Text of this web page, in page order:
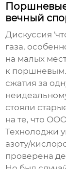
вечный
Дискуссия
газа,
на малых
к
сжатия за
стояли
на те, что ООО
Технолоджи
азоту/
проверена